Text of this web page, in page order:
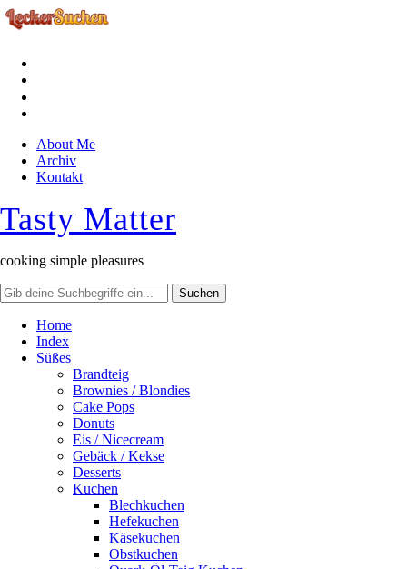
About Me
Archiv
Kontakt
Tasty Matter
cooking simple pleasures
Home
Index
Süßes
Brandteig
Brownies / Blondies
Cake Pops
Donuts
Eis / Nicecream
Gebäck / Kekse
Desserts
Kuchen
Blechkuchen
Hefekuchen
Käsekuchen
Obstkuchen